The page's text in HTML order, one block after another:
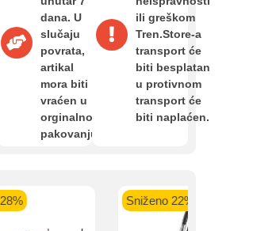
dana. U
slučaju
povrata,
artikal
mora biti
vraćen u
orginalnom
pakovanju.
ili greškom
Tren.Store-a
transport će
biti besplatan
u protivnom
transport će
biti naplaćen.
Sniženo 22%
Privatnost kupca
Uvjeti i odredbe
banka
MasterCard
do 36 rata
Raiffeisen banka VISA
Magic Card do 36 rata